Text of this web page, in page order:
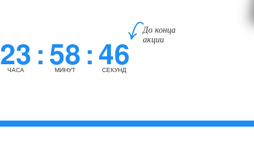
До конца
акции
23:
ЧАСА 58:
МИНУТ 45
СЕКУНД